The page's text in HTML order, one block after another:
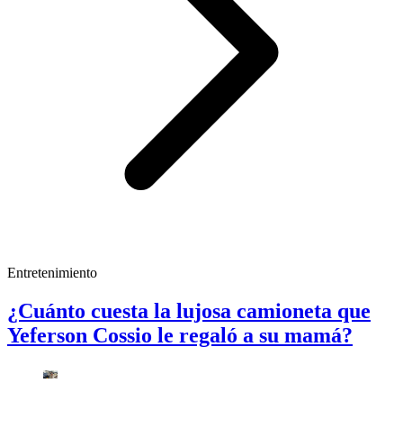
Entretenimiento
¿Cuánto cuesta la lujosa camioneta que
Yeferson Cossio le regaló a su mamá?